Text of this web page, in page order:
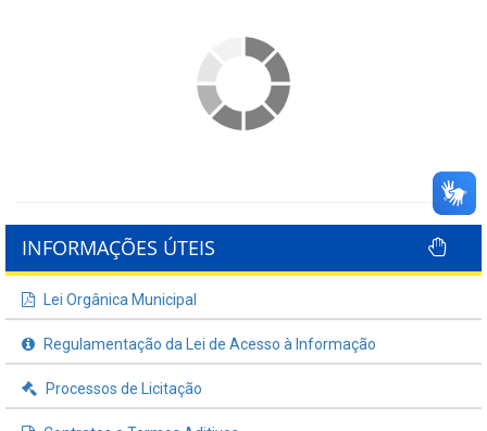
INFORMAÇÕES ÚTEIS
Lei Orgânica Municipal
Regulamentação da Lei de Acesso à Informação
Processos de Licitação